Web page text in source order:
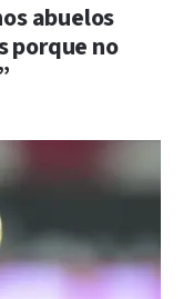
abuelos
porque no